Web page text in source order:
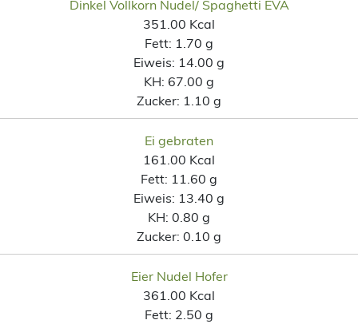
Dinkel Vollkorn Nudel/ Spaghetti EVA
351.00 Kcal
Fett: 1.70 g
Eiweis: 14.00 g
KH: 67.00 g
Zucker: 1.10 g
Ei gebraten
161.00 Kcal
Fett: 11.60 g
Eiweis: 13.40 g
KH: 0.80 g
Zucker: 0.10 g
Eier Nudel Hofer
361.00 Kcal
Fett: 2.50 g